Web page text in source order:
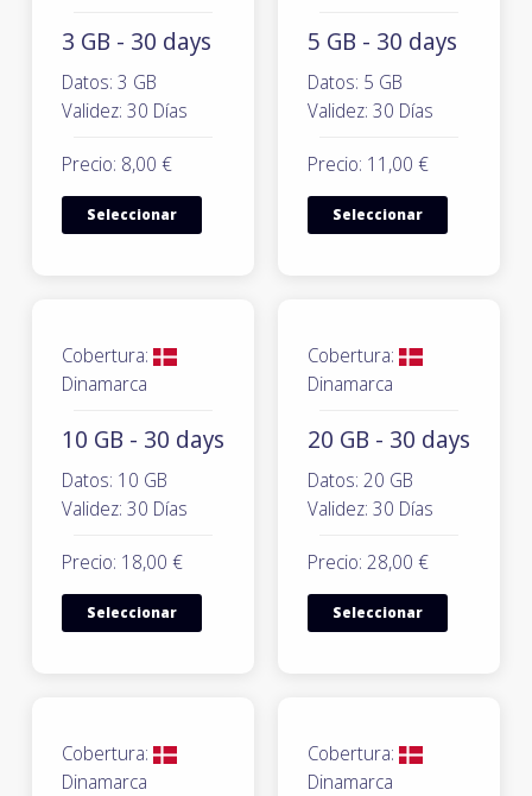
3 GB - 30 days
Datos: 3 GB
Validez: 30 Días
Precio: 8,00 €
Seleccionar
5 GB - 30 days
Datos: 5 GB
Validez: 30 Días
Precio: 11,00 €
Seleccionar
Cobertura:
Dinamarca
10 GB - 30 days
Datos: 10 GB
Validez: 30 Días
Precio: 18,00 €
Seleccionar
Cobertura:
Dinamarca
20 GB - 30 days
Datos: 20 GB
Validez: 30 Días
Precio: 28,00 €
Seleccionar
Cobertura:
Dinamarca
Cobertura:
Dinamarca